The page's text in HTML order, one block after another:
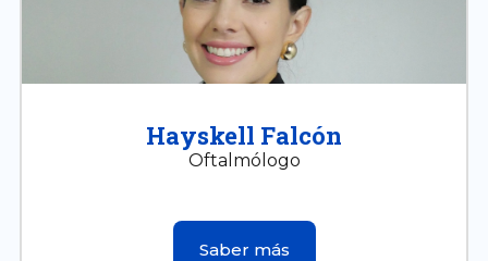
Hayskell Falcón
Oftalmólogo
Saber más